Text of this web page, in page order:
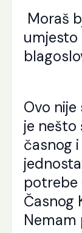
Moraš
Ovo
je nešto
časnog
potrebe
Časnog
Nemam